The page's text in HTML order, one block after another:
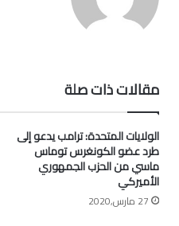
مقالات ذات صلة
الولايات المتحدة: ترامب يدعو إلى
طرد عضو الكونغرس توماس
ماسي من الحزب الجمهوري
الأميركي
27 مارس,2020